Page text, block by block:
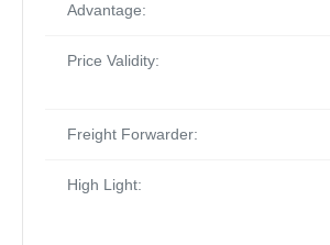
Advantage:
Price Validity:
Freight Forwarder:
High Light: